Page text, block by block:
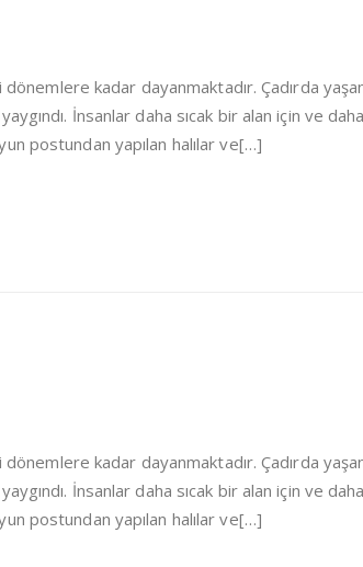
kadar dayanmaktadır. Çadırda
İnsanlar daha sıcak bir alan için ve daha
postundan yapılan halılar ve[…]
kadar dayanmaktadır. Çadırda
İnsanlar daha sıcak bir alan için ve daha
postundan yapılan halılar ve[…]